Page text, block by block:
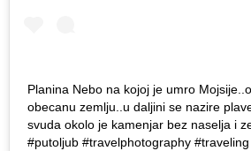
Planina Nebo na kojoj je umro
obecanu zemlju..u daljini se nazire
svuda okolo je kamenjar bez naselja i
#putoljub #travelphotography